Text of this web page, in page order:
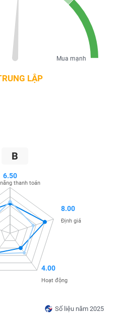
LẬP
Mua mạnh
B
Số liệu năm 2025
6.50
thanh toán
8.00
Định giá
4.00
Hoạt động